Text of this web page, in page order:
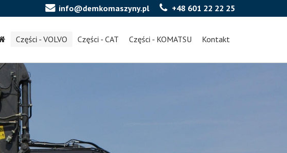
+48 601 22 22 25
info@demkomaszyny.pl
Części - VOLVO Części - CAT Części - KOMATSU Kontakt